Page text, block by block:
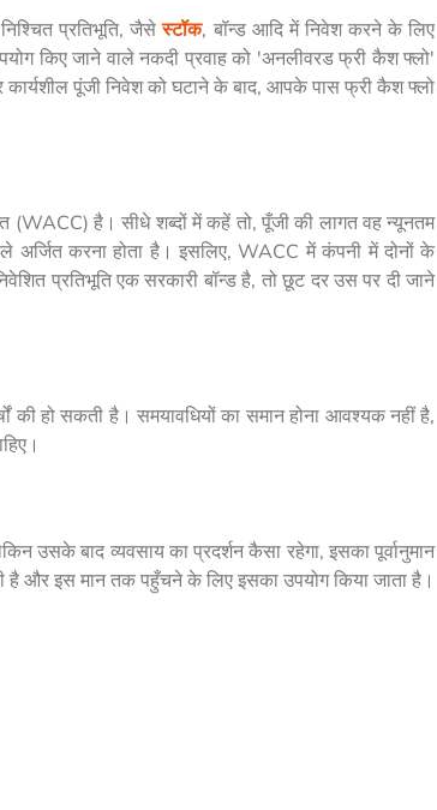
प्रतिभूति, जैसेस्टॉक, बॉन्ड आदि में निवेश करने के लिए
किए जाने वाले नकदी प्रवाह को 'अनलीवरड फ्री कैश फ्लो'
पूंजी निवेश को घटाने के बाद, आपके पास फ्री कैश फ्लो
(WACC) है। सीधे शब्दों में कहें तो, पूँजी की लागत वह न्यूनतम
करना होता है। इसलिए, WACC में कंपनी में दोनों के
प्रतिभूति एक सरकारी बॉन्ड है, तो छूट दर उस पर दी जाने
की हो सकती है। समयावधियों का समान होना आवश्यक नहीं है,
उसके बाद व्यवसाय का प्रदर्शन कैसा रहेगा, इसका पूर्वानुमान
और इस मान तक पहुँचने के लिए इसका उपयोग किया जाता है।